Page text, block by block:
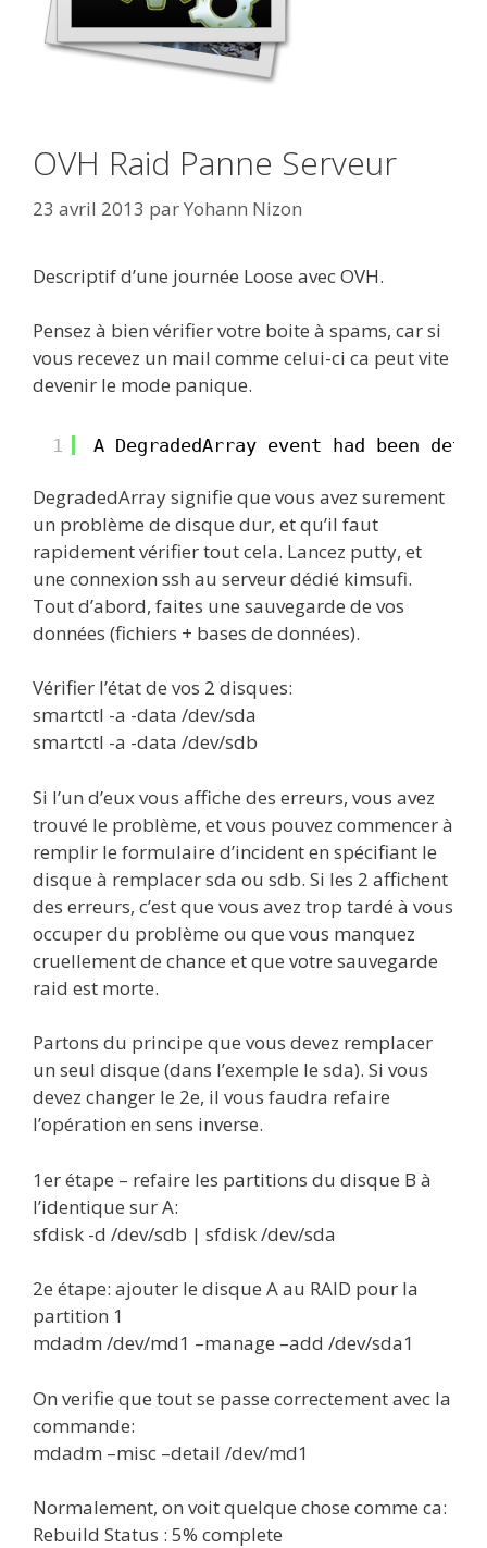
OVH Raid Panne Serveur
23 avril 2013 parYohann Nizon
Descriptif d’une journée Loose avec OVH.
Pensez à bien vérifier votre boite à spams, car si
vous recevez un mail comme celui-ci ca peut vite
devenir le mode panique.
1 A DegradedArray event had been
DegradedArray signifie que vous avez surement
un problème de disque dur, et qu’il faut
rapidement vérifier tout cela. Lancez putty, et
une connexion ssh au serveur dédié kimsufi.
Tout d’abord, faites une sauvegarde de vos
données (fichiers + bases de données).
Vérifier l’état de vos 2 disques:
smartctl -a -data /dev/sda
smartctl -a -data /dev/sdb
Si l’un d’eux vous affiche des erreurs, vous avez
trouvé le problème, et vous pouvez commencer à
remplir le formulaire d’incident en spécifiant le
disque à remplacer sda ou sdb. Si les 2 affichent
des erreurs, c’est que vous avez trop tardé à vous
occuper du problème ou que vous manquez
cruellement de chance et que votre sauvegarde
raid est morte.
Partons du principe que vous devez remplacer
un seul disque (dans l’exemple le sda). Si vous
devez changer le 2e, il vous faudra refaire
l’opération en sens inverse.
1er étape – refaire les partitions du disque B à
l’identique sur A:
sfdisk -d /dev/sdb | sfdisk /dev/sda
2e étape: ajouter le disque A au RAID pour la
partition 1
mdadm /dev/md1 –manage –add /dev/sda1
On verifie que tout se passe correctement avec la
commande:
mdadm –misc –detail /dev/md1
Normalement, on voit quelque chose comme ca:
Rebuild Status : 5% complete